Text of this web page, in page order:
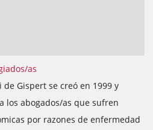
as
de Gispert se creó en 1999 y
los abogados/as que sufren
por razones de enfermedad